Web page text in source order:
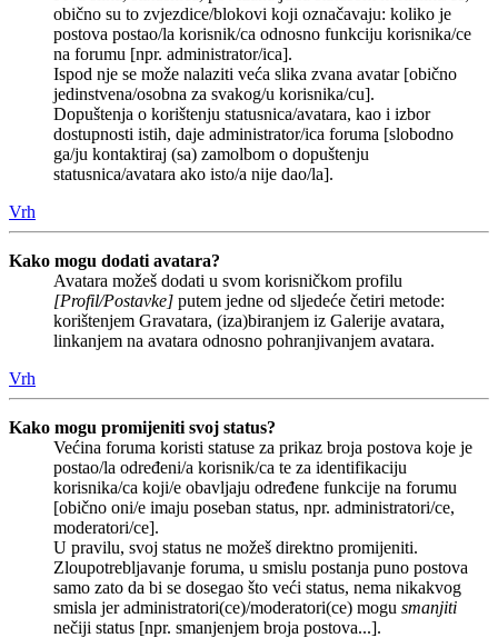
obično su to zvjezdice/blokovi koji označavaju: koliko je
postova postao/la korisnik/ca odnosno funkciju korisnika/ce
na forumu [npr. administrator/ica].
Ispod nje se može nalaziti veća slika zvana avatar [obično
jedinstvena/osobna za svakog/u korisnika/cu].
Dopuštenja o korištenju statusnica/avatara, kao i izbor
dostupnosti istih, daje administrator/ica foruma [slobodno
ga/ju kontaktiraj (sa) zamolbom o dopuštenju
statusnica/avatara ako isto/a nije dao/la].
Vrh
Kako mogu dodati avatara?
Avatara možeš dodati u svom korisničkom profilu
[Profil/Postavke] putem jedne od sljedeće četiri metode:
korištenjem Gravatara, (iza)biranjem iz Galerije avatara,
linkanjem na avatara odnosno pohranjivanjem avatara.
Vrh
Kako mogu promijeniti svoj status?
Većina foruma koristi statuse za prikaz broja postova koje je
postao/la određeni/a korisnik/ca te za identifikaciju
korisnika/ca koji/e obavljaju određene funkcije na forumu
[obično oni/e imaju poseban status, npr. administratori/ce,
moderatori/ce].
U pravilu, svoj status ne možeš direktno promijeniti.
Zloupotrebljavanje foruma, u smislu postanja puno postova
samo zato da bi se dosegao što veći status, nema nikakvog
smisla jer administratori(ce)/moderatori(ce) mogu smanjiti
nečiji status [npr. smanjenjem broja postova...].